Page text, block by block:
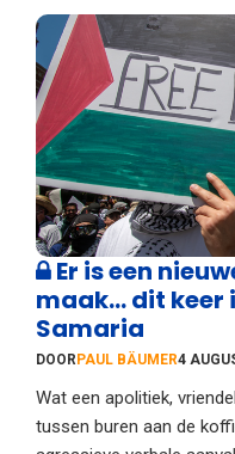
Er is een
maak… dit keer
Samaria
DOOR PAUL BÄUMER4
Wat een apolitiek,
tussen buren aan de